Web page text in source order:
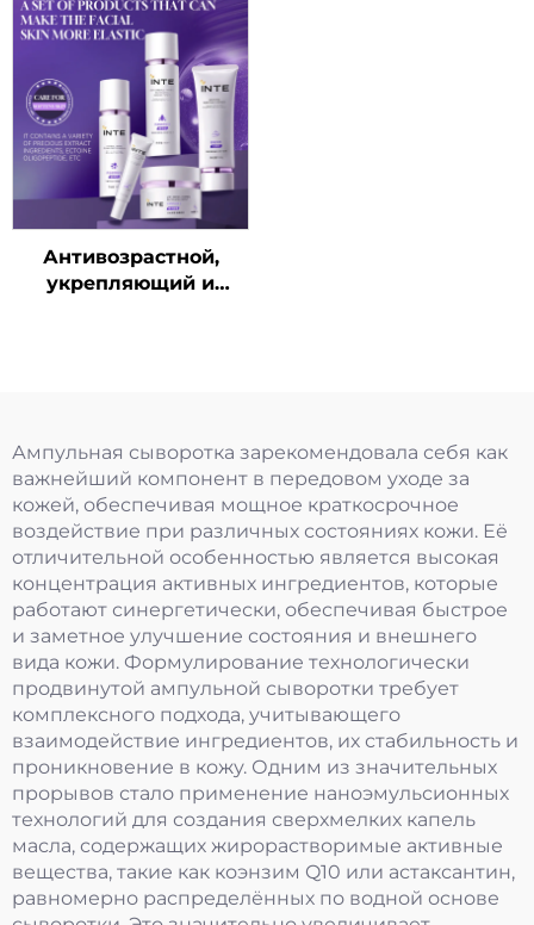
Антивозрастной,
укрепляющий и
Ампульная сыворотка зарекомендовала себя как
важнейший компонент в передовом уходе за
кожей, обеспечивая мощное краткосрочное
воздействие при различных состояниях кожи. Её
отличительной особенностью является высокая
концентрация активных ингредиентов, которые
работают синергетически, обеспечивая быстрое
и заметное улучшение состояния и внешнего
вида кожи. Формулирование технологически
продвинутой ампульной сыворотки требует
комплексного подхода, учитывающего
взаимодействие ингредиентов, их стабильность и
проникновение в кожу. Одним из значительных
прорывов стало применение наноэмульсионных
технологий для создания сверхмелких капель
масла, содержащих жирорастворимые активные
вещества, такие как коэнзим Q10 или астаксантин,
равномерно распределённых по водной основе